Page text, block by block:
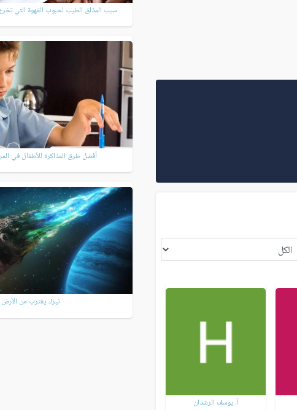
أ. يوسف الرشدان
سبب المذاق الطيب لحبوب القهوة التي
أفضل طرق المذاكرة للأطفال في
نيزك يقترب من الأرض